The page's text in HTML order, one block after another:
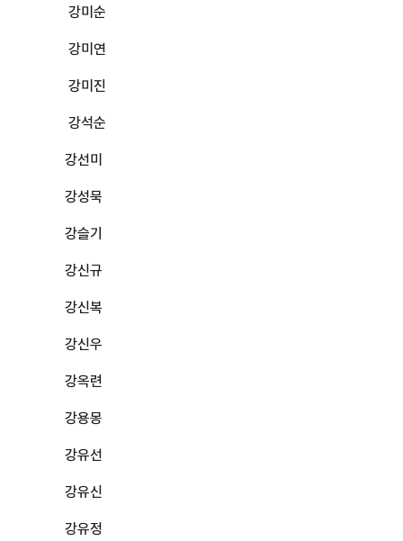
강미순
강미연
강미진
강석순
강선미
강성묵
강슬기
강신규
강신복
강신우
강옥련
강용몽
강유선
강유신
강유정